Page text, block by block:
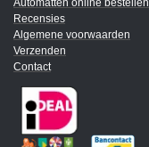
Recensies
Algemene voorwaarden
Verzenden
Contact